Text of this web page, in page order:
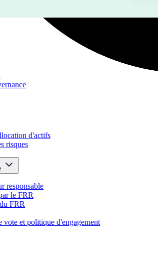
d'actifs
risques
responsable
le FRR
FRR
vote et politique d'engagement